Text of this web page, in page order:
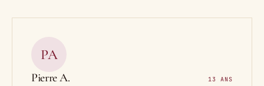
PA
Pierre A. 13 ANS